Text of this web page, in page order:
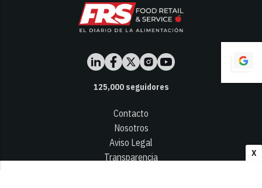
X
125,000seguidores
Contacto
Nosotros
Aviso Legal
Transparencia